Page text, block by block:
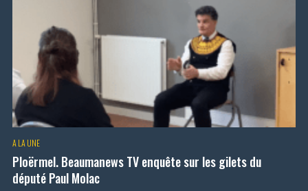
A LA UNE
Ploërmel. Beaumanews TV enquête sur les gilets du
député Paul Molac